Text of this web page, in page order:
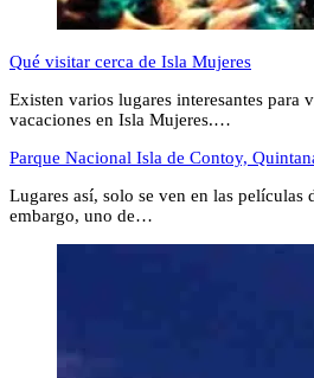
Qué visitar cerca de Isla Mujeres
Existen varios lugares interesantes para
vacaciones en Isla Mujeres.…
Parque Nacional Isla de Contoy,
Lugares así, solo se ven en las
embargo, uno de…